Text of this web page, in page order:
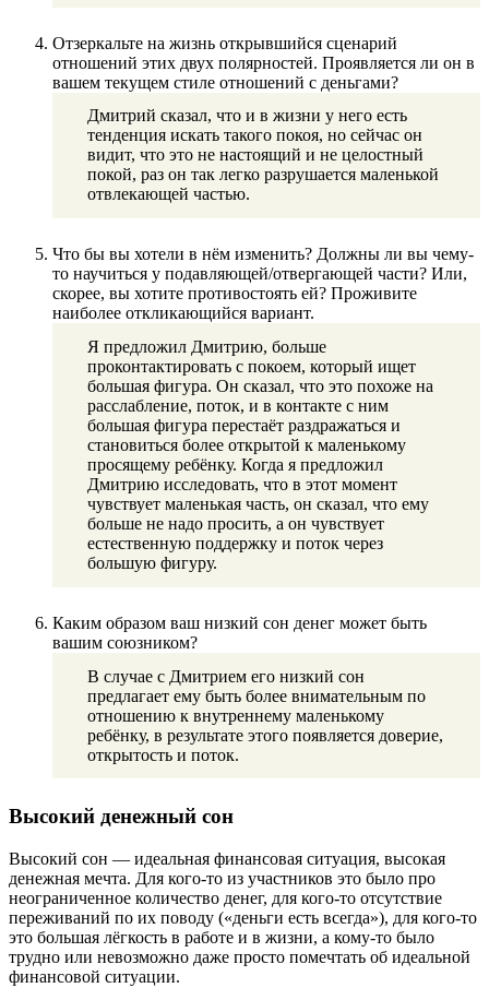
Отзеркальте на жизнь открывшийся сценарий
отношений этих двух полярностей. Проявляется ли он в
вашем текущем стиле отношений с деньгами?
Дмитрий сказал, что и в жизни у него есть
тенденция искать такого покоя, но сейчас он
видит, что это не настоящий и не целостный
покой, раз он так легко разрушается маленькой
отвлекающей частью.
Что бы вы хотели в нём изменить? Должны ли вы чему-
то научиться у подавляющей/отвергающей части? Или,
скорее, вы хотите противостоять ей? Проживите
наиболее откликающийся вариант.
Я предложил Дмитрию, больше
проконтактировать с покоем, который ищет
большая фигура. Он сказал, что это похоже на
расслабление, поток, и в контакте с ним
большая фигура перестаёт раздражаться и
становиться более открытой к маленькому
просящему ребёнку. Когда я предложил
Дмитрию исследовать, что в этот момент
чувствует маленькая часть, он сказал, что ему
больше не надо просить, а он чувствует
естественную поддержку и поток через
большую фигуру.
Каким образом ваш низкий сон денег может быть
вашим союзником?
В случае с Дмитрием его низкий сон
предлагает ему быть более внимательным по
отношению к внутреннему маленькому
ребёнку, в результате этого появляется доверие,
открытость и поток.
Высокий денежный сон
Высокий сон — идеальная финансовая ситуация, высокая
денежная мечта. Для кого-то из участников это было про
неограниченное количество денег, для кого-то отсутствие
переживаний по их поводу («деньги есть всегда»), для кого-то
это большая лёгкость в работе и в жизни, а кому-то было
трудно или невозможно даже просто помечтать об идеальной
финансовой ситуации.